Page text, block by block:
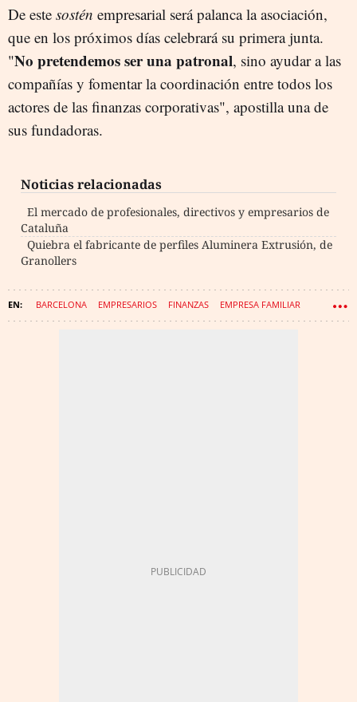
De este sostén empresarial será palanca la asociación,
que en los próximos días celebrará su primera junta.
"No pretendemos ser una patronal, sino ayudar a las
compañías y fomentar la coordinación entre todos los
actores de las finanzas corporativas", apostilla una de
sus fundadoras.
Noticias relacionadas
El mercado de profesionales, directivos y empresarios de
Cataluña
Quiebra el fabricante de perfiles Aluminera Extrusión, de
Granollers
BARCELONA EMPRESARIOS FINANZAS EMPRESA FAMILIAR